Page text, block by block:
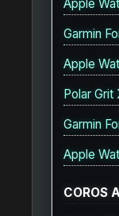
Apple
Garmin
Apple
Polar
Garmin
Apple
COROS